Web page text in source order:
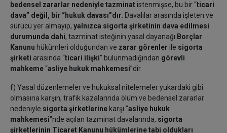
bedensel zararlar nedeniyle tazminatistenmişse, bu bir “ticari
dava” değil, bir “hukuk davası”dır. Davalılar arasında işleten ve
sürücü yer almayıp, yalnızca sigorta şirketinin dava edilmesi
durumunda dahi, tazminat isteğinin yasal dayanağı Borçlar
Kanunu hükümleri olduğundan ve zarar görenler ile sigorta
şirketi arasında “ticari ilişki” bulunmadığından görevli
mahkeme“asliye hukuk mahkemesi”dir.
f) Yasal düzenlemeler ve hukuksal nitelemeler yukardaki gibi
olmasına karşın, trafik kazalarında ölüm ve bedensel zararlar
nedeniyle sigorta şirketlerine karşı "asliye hukuk
mahkemesi"nde açılan tazminat davalarında, sigorta
şirketlerinin Ticaret Kanunu hükümlerine tabi oldukları